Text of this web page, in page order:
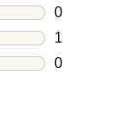
1 recenzie
0
0 recenzii
1
1 recenzie
0